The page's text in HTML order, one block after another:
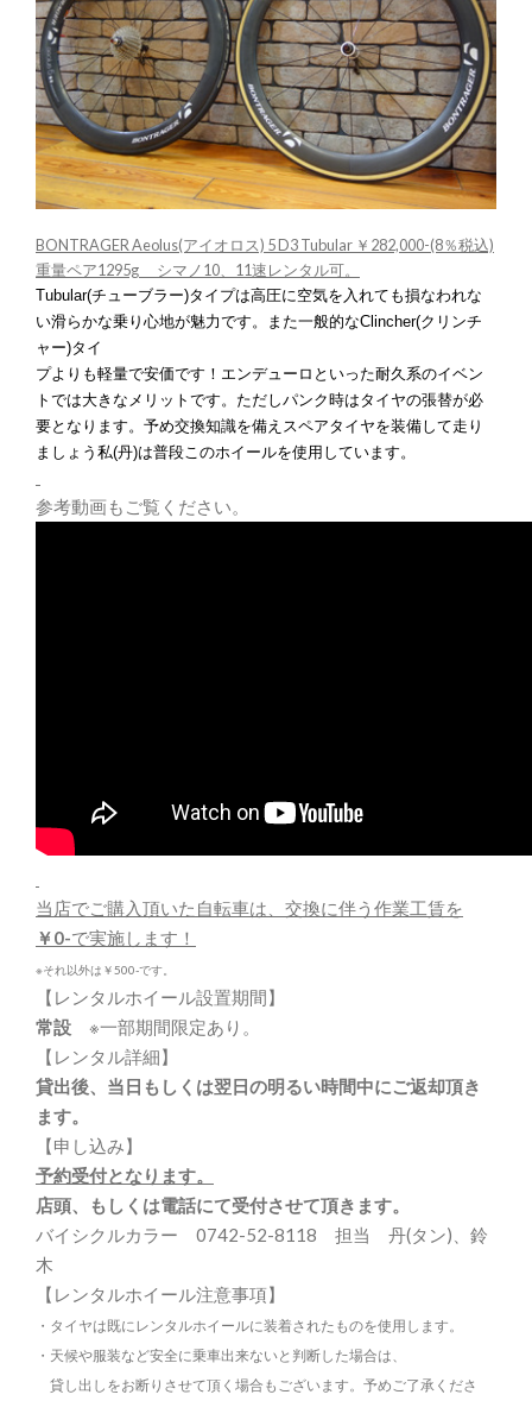
BONTRAGER Aeolus(アイオロス) 5 D3 Tubular ￥282,000-(8％税込)
重量ペア1295g シマノ10、11速レンタル可。
Tubular(チューブラー)タイプは高圧に空気を入れても損なわれな
い滑らかな乗り心地が魅力です。また一般的なClincher(クリンチ
ャー)タイ
プよりも軽量で安価です！エンデューロといった耐久系のイベン
トでは大きなメリットです。ただしパンク時はタイヤの張替が必
要となります。予め交換知識を備えスペアタイヤを装備して走り
ましょう私(丹)は普段このホイールを使用しています。
参考動画もご覧ください。
当店でご購入頂いた自転車は、交換に伴う作業工賃を
￥0-で実施します！
※それ以外は￥500-です。
【レンタルホイール設置期間】
常設 ※一部期間限定あり。
【レンタル詳細】
貸出後、当日もしくは翌日の明るい時間中にご返却頂き
ます。
【申し込み】
予約受付となります。
店頭、もしくは電話にて受付させて頂きます。
バイシクルカラー 0742-52-8118 担当 丹(タン)、鈴
木
【レンタルホイール注意事項】
・タイヤは既にレンタルホイールに装着されたものを使用します。
・天候や服装など安全に乗車出来ないと判断した場合は、
貸し出しをお断りさせて頂く場合もございます。予めご了承くださ